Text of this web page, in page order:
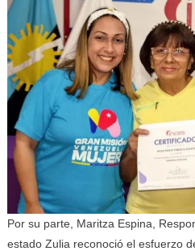
Por su parte, Maritza Espina,
estado Zulia reconoció el esfuerzo